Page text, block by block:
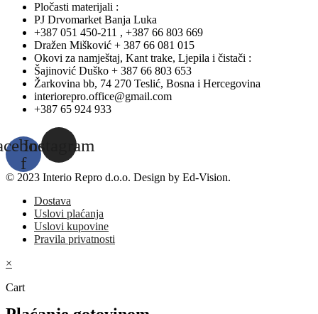
Pločasti materijali :
PJ Drvomarket Banja Luka
+387 051 450-211 , +387 66 803 669
Dražen Mišković + 387 66 081 015
Okovi za namještaj, Kant trake, Ljepila i čistači :
Šajinović Duško + 387 66 803 653
Žarkovina bb, 74 270 Teslić, Bosna i Hercegovina
interiorepro.office@gmail.com
+387 65 924 933
f
Instagram
© 2023 Interio Repro d.o.o. Design by Ed-Vision.
Dostava
Uslovi plaćanja
Uslovi kupovine
Pravila privatnosti
×
Cart